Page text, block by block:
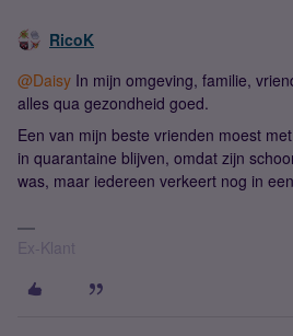
RicoK
@Daisy In mijn omgeving, familie,
alles qua gezondheid goed.
Een van mijn beste vrienden moest
in quarantaine blijven, omdat zijn
was, maar iedereen verkeert nog in
Ex-Klant